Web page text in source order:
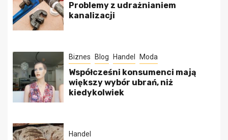
Problemy z udrażnianiem
kanalizacji
Biznes Blog Handel Moda
Współcześni konsumenci mają
większy wybór ubrań, niż
kiedykolwiek
Handel